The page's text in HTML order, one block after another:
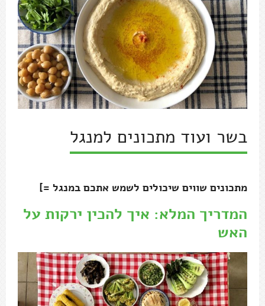
בשר ועוד מתכונים למנגל
מתכונים שווים שיכולים לשמש אתכם במנגל =]
המדריך המלא: איך להכין ירקות על
האש